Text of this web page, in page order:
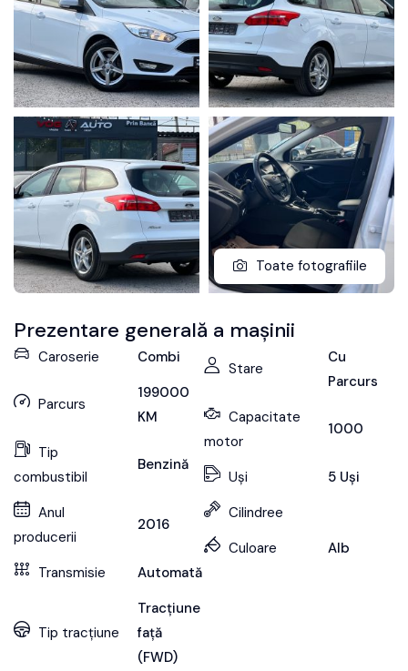
Toate fotografiile
Prezentare generală a mașinii
Caroserie Combi
Parcurs
199000
KM
Tip
combustibil
Benzină
Anul
producerii
2016
Transmisie Automată
Tip tracțiune
Tracțiune
față
(FWD)
Stare
Cu
Parcurs
Capacitate
motor
1000
Uși
5 Uși
Cilindree
Culoare
Alb